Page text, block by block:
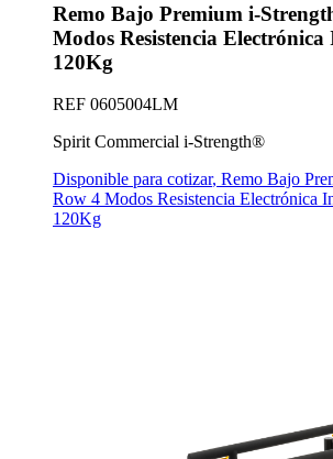
Remo Bajo Premium i-
Modos Resistencia Electrónica
120Kg
REF 0605004LM
Spirit Commercial i-Strength®
Disponible para cotizar, Remo Bajo
Row 4 Modos Resistencia Electrónica
120Kg